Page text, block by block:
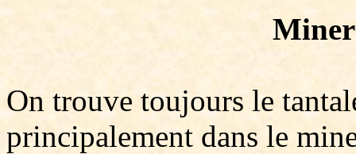
On trouve toujours le
principalement dans le